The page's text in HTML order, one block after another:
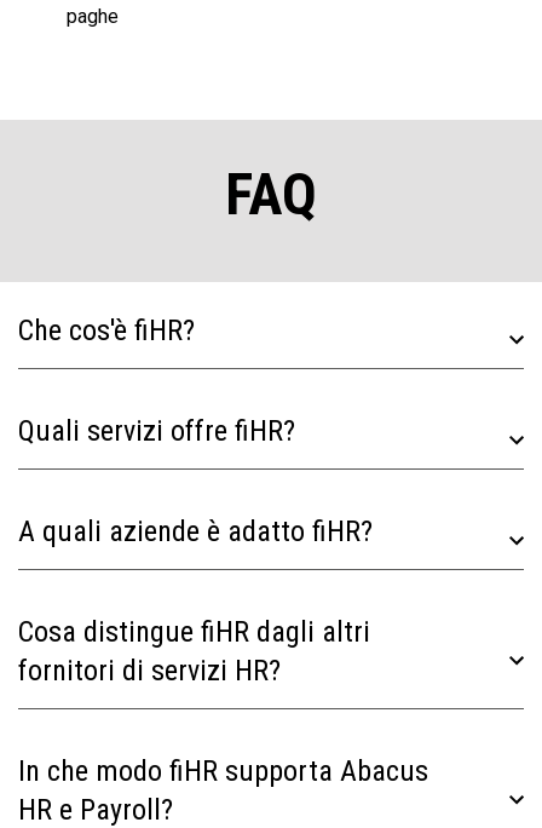
paghe
FAQ
Che cos'è fiHR?
Quali servizi offre fiHR?
A quali aziende è adatto fiHR?
Cosa distingue fiHR dagli altri
fornitori di servizi HR?
In che modo fiHR supporta Abacus
HR e Payroll?